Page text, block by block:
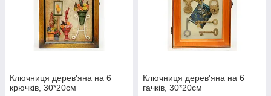
Ключниця дерев'яна на 6
крючків, 30*20см
Ключниця дерев'яна на 6
гачків, 30*20см